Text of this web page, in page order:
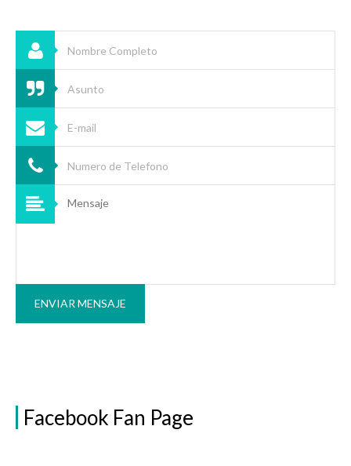
ENVIAR MENSAJE
Facebook Fan Page